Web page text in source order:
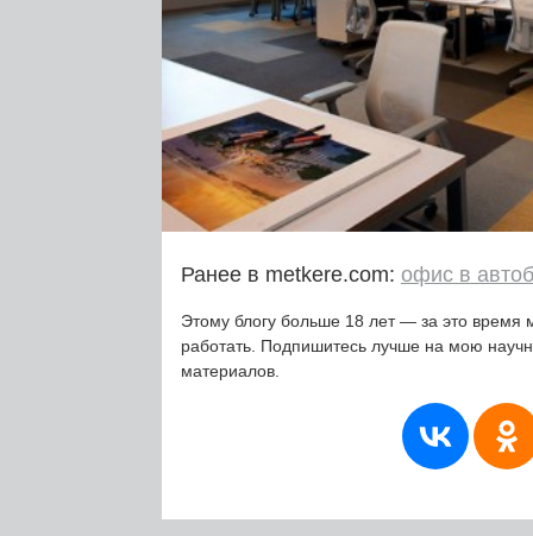
Ранее в metkere.com: офис в
Этому блогу больше 18 лет — за это время
работать. Подпишитесь лучше на мою
материалов.